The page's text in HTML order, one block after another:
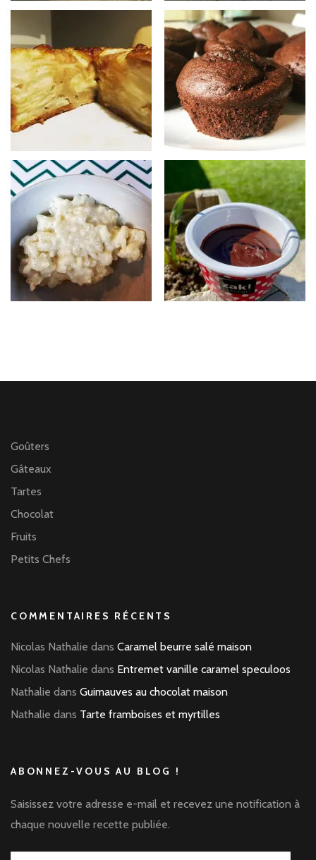
Goûters
Gâteaux
Tartes
Chocolat
Fruits
Petits Chefs
COMMENTAIRES RÉCENTS
Nicolas Nathalie dans Caramel beurre salé maison
Nicolas Nathalie dans Entremet vanille caramel speculoos
Nathalie dans Guimauves au chocolat maison
Nathalie dans Tarte framboises et myrtilles
ABONNEZ-VOUS AU BLOG !
Saisissez votre adresse e-mail et recevez une notification à
chaque nouvelle recette publiée.